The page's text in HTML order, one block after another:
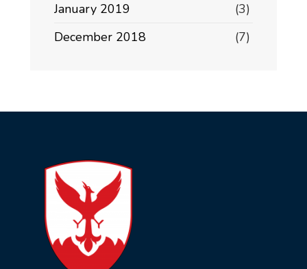
January 2019
(3)
December 2018
(7)